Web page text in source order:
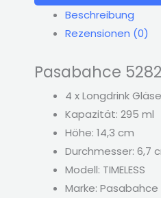
Beschreibung
Rezensionen (0)
Pasabahce
4 x Longdrink
Kapazität: 295 ml
Höhe: 14,3 cm
Durchmesser: 6,7
Modell: TIMELESS
Marke: Pasabahce